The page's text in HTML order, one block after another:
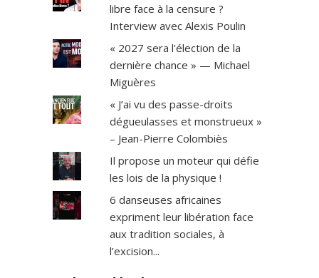
libre face à la censure ?
Interview avec Alexis Poulin
« 2027 sera l'élection de la
dernière chance » — Michael
Miguères
« J’ai vu des passe-droits
dégueulasses et monstrueux »
– Jean-Pierre Colombiès
Il propose un moteur qui défie
les lois de la physique !
6 danseuses africaines
expriment leur libération face
aux tradition sociales, à
l’excision...